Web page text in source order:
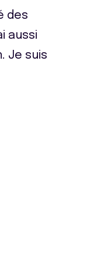
des
aussi
Je suis